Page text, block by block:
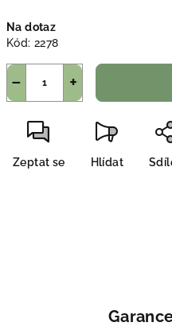
cena:
Na dotaz
Kód: 2278
+
−
Zeptat se Hlídat